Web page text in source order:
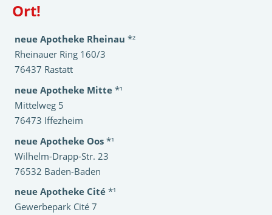
Ort!
neue Apotheke Rheinau *²
Rheinauer Ring 160/3
76437 Rastatt
neue Apotheke Mitte *¹
Mittelweg 5
76473 Iffezheim
neue Apotheke Oos *¹
Wilhelm-Drapp-Str. 23
76532 Baden-Baden
neue Apotheke Cité *¹
Gewerbepark Cité 7